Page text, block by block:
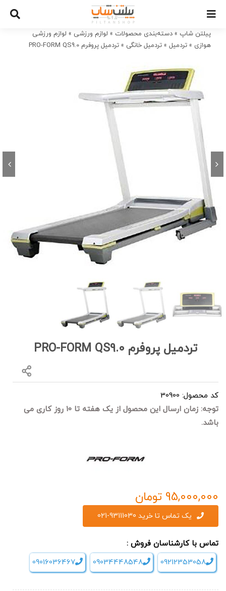
contentپیلتن شاپ » دسته‌بندی محصولات » لوازم ورزشی » لوازم ورزشی
هوازی » تردمیل » تردمیل خانگی » تردمیل پروفرم PRO-FORM QS9.0
تردمیل پروفرم PRO-FORM QS9.0
کد محصول: 30900
توجه: زمان ارسال این محصول از یک هفته تا 10 روز کاری می
باشد.
95,000,000 تومان
یک تماس تا خرید 93111030-021
تماس با کارشناسان فروش :
09212353058
09034448548
09016036467